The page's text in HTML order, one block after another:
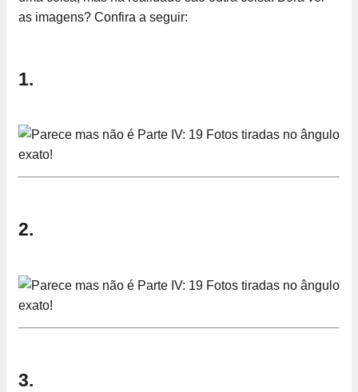
as imagens? Confira a seguir:
1.
2.
3.